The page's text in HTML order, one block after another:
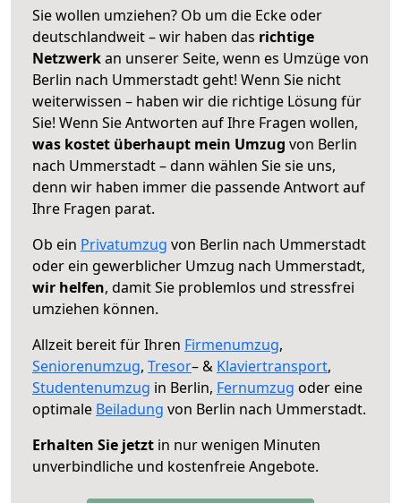
Sie wollen umziehen? Ob um die Ecke oder
deutschlandweit – wir haben das richtige
Netzwerkan unserer Seite, wenn es Umzüge von
Berlin nach Ummerstadt geht! Wenn Sie nicht
weiterwissen – haben wir die richtige Lösung für
Sie! Wenn Sie Antworten auf Ihre Fragen wollen,
was kostet überhaupt mein Umzug von Berlin
nach Ummerstadt – dann wählen Sie sie uns,
denn wir haben immer die passende Antwort auf
Ihre Fragen parat.
Ob ein Privatumzug von Berlin nach Ummerstadt
oder ein gewerblicher Umzug nach Ummerstadt,
wir helfen, damit Sie problemlos und stressfrei
umziehen können.
Allzeit bereit für Ihren Firmenumzug,
Seniorenumzug, Tresor– & Klaviertransport,
Studentenumzug in Berlin, Fernumzug oder eine
optimale Beiladung von Berlin nach Ummerstadt.
Erhalten Sie jetzt in nur wenigen Minuten
unverbindliche und kostenfreie Angebote.